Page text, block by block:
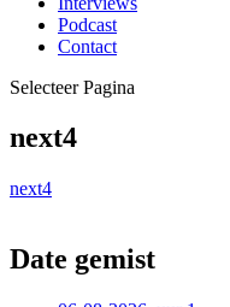
Podcast
Contact
Selecteer Pagina
next4
next4
Date gemist